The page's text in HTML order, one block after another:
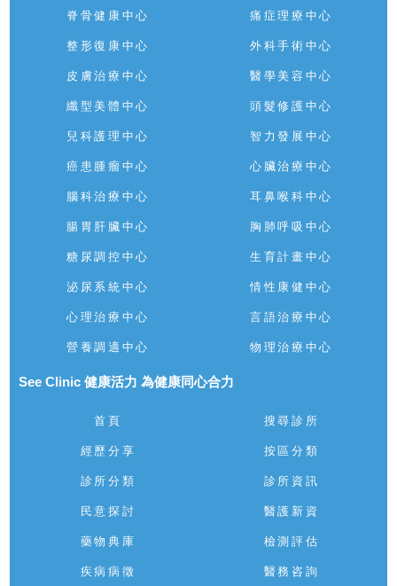
脊骨健康中心 痛症理療中心
整形復康中心 外科手術中心
皮膚治療中心 醫學美容中心
纖型美體中心 頭髮修護中心
兒科護理中心 智力發展中心
癌患腫瘤中心 心臟治療中心
腦科治療中心 耳鼻喉科中心
腸胃肝臟中心 胸肺呼吸中心
糖尿調控中心 生育計畫中心
泌尿系統中心 情性康健中心
心理治療中心 言語治療中心
營養調適中心 物理治療中心
See Clinic 健康活力 為健康同心合力
首頁 搜尋診所
經歷分享 按區分類
診所分類 診所資訊
民意探討 醫護新資
藥物典庫 檢測評估
疾病病徵 醫務咨詢